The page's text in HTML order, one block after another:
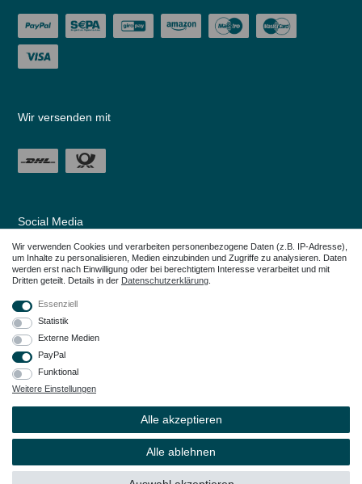
Wir versenden mit
Social Media
Warenzeichen Ihrer Eigentümer.
© Copyright 2026 – Dauerkauer | Alle Rechte vorbehalten.
Wir verwenden Cookies und verarbeiten personenbezogene Daten (z.B. IP-Adresse),
um Inhalte zu personalisieren, Medien einzubinden und Zugriffe zu analysieren. Daten
werden erst nach Einwilligung oder bei berechtigtem Interesse verarbeitet und mit
Dritten geteilt. Details in der Daten­schutz­erklärung
Essenziell
Statistik
Externe Medien
PayPal
Funktional
Weitere Einstellungen
Alle akzeptieren
Alle ablehnen